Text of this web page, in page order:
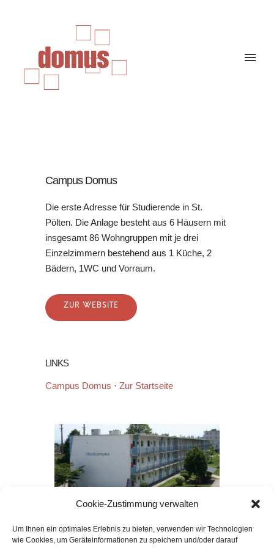
Cookie-Zustimmung verwalten
Um Ihnen ein optimales Erlebnis zu bieten, verwenden wir Technologien
wie Cookies, um Geräteinformationen zu speichern und/oder darauf
Campus Domus
Die erste Adresse für Studierende in St.
Pölten. Die Anlage besteht aus 6 Häusern mit
insgesamt 86 Wohngruppen mit je drei
Einzelzimmern bestehend aus 1 Küche, 2
Bädern, 1WC und Vorraum.
LINKS
Campus Domus · Zur Startseite